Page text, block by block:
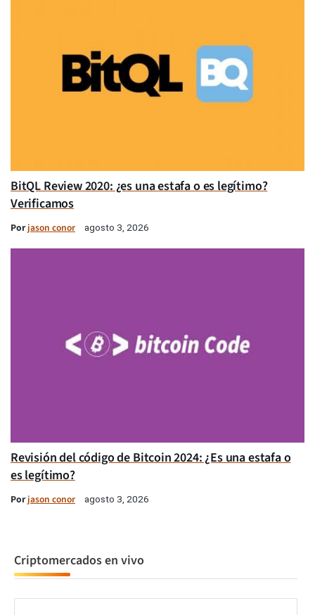
BitQL Review 2020: ¿es una estafa o es legítimo?
Verificamos
Porjason conor agosto 3, 2026
Revisión del código de Bitcoin 2024: ¿Es una estafa o
es legítimo?
Porjason conor agosto 3, 2026
Criptomercados en vivo